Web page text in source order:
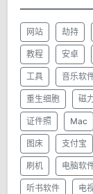
网站 劫持
教程 安卓
工具 音乐软
重生细胞 磁
证件照 Mac
图床 支付宝
刷机 电脑软
听书软件 电